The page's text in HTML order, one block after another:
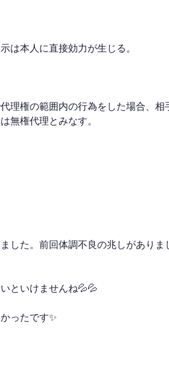
は本人に直接効力が生じる。
理権の範囲内の行為をした場合、相
無権代理とみなす。
した。前回体調不良の兆しがありま
といけませんね💦💦
ったです✨